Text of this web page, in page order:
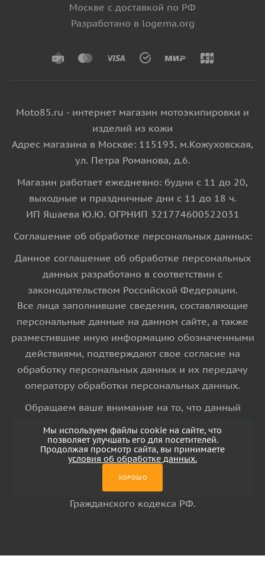
Москве с доставкой по РФ
Разработано в logema.org
Moto85.ru - интернет магазин мотоэкипировки и
изделий из кожи
Адрес магазина в Москве: 115193, м.Кожуховская,
ул. Петра Романова, д.6.
Магазин работает ежедневно: будни с 11 до 20,
выходные и праздничные дни с 11 до 18 ч.
ИП Яшаева Ю.Ю. ОГРНИП 321774600522031
Соглашение об обработке персональных данных:
Данное соглашение об обработке персональных
данных разработано в соответствии с
законодательством Российской Федерации.
Все лица заполнившие сведения, составляющие
персональные данные на данном сайте, а также
разместившие иную информацию обозначенными
действиями, подтверждают свое согласие на
обработку персональных данных и их передачу
оператору обработки персональных данных.
Обращаем ваше внимание на то, что данный
информационный характер и ни при каких
условиях информационные материалы и цены,
Гражданского кодекса РФ.
Мы используем файлы cookie на сайте, что
позволяет улучшать его для посетителей.
Продолжая просмотр сайта, вы принимаете
условия об обработке данных.
ХОРОШО